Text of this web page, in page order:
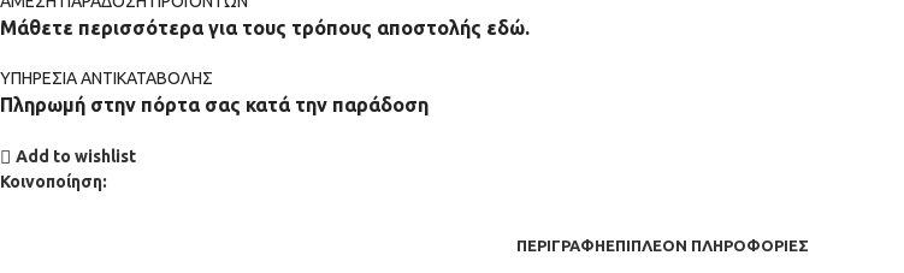
Μάθετε περισσότερα για τους τρόπους αποστολής εδώ.
ΥΠΗΡΕΣΙΑ ΑΝΤΙΚΑΤΑΒΟΛΗΣ
Πληρωμή στην πόρτα σας κατά την παράδοση
Add to wishlist
Κοινοποίηση:
ΠΕΡΙΓΡΑΦΉΕΠΙΠΛΈΟΝ ΠΛΗΡΟΦΟΡΊΕΣ